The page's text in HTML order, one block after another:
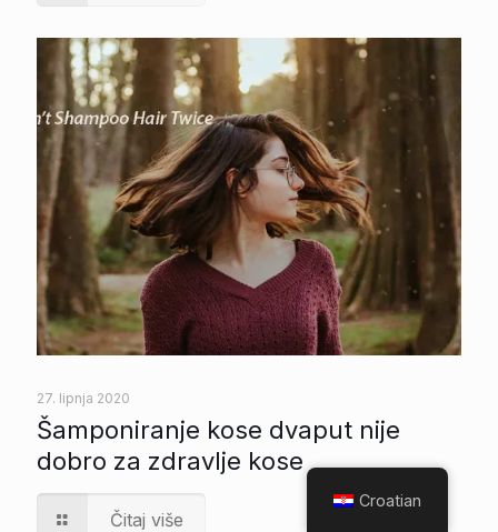
27. lipnja 2020
Šamponiranje kose dvaput nije
dobro za zdravlje kose
Čitaj više
Croatian